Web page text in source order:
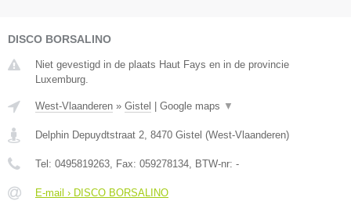
DISCO BORSALINO
Niet gevestigd in de plaats Haut Fays en in de provincie
Luxemburg.
West-Vlaanderen » Gistel Google maps ▼
Delphin Depuydtstraat 2, 8470 Gistel (West-Vlaanderen)
Tel: 0495819263, Fax: 059278134, BTW-nr: -
E-mail › DISCO BORSALINO